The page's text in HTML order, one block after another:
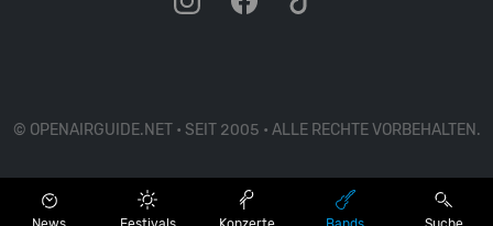
© OPENAIRGUIDE.NET • SEIT 2005 • ALLE RECHTE VORBEHALTEN.